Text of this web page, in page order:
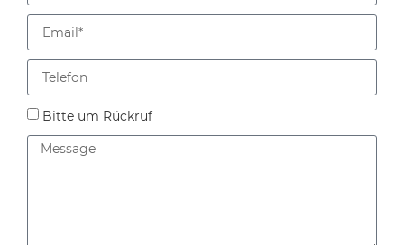
Bitte um Rückruf